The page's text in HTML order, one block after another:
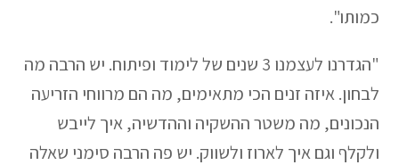
כמותו".
"הגדרנו לעצמנו 3 שנים של לימוד ופיתוח. יש הרבה מה
לבחון. איזה זנים הכי מתאימים, מה הם מרווחי הזריעה
הנכונים, מה משטר ההשקיה וההדשיה, איך לייבש
ולקלף וגם איך לארוז ולשווק. יש פה הרבה סימני שאלה